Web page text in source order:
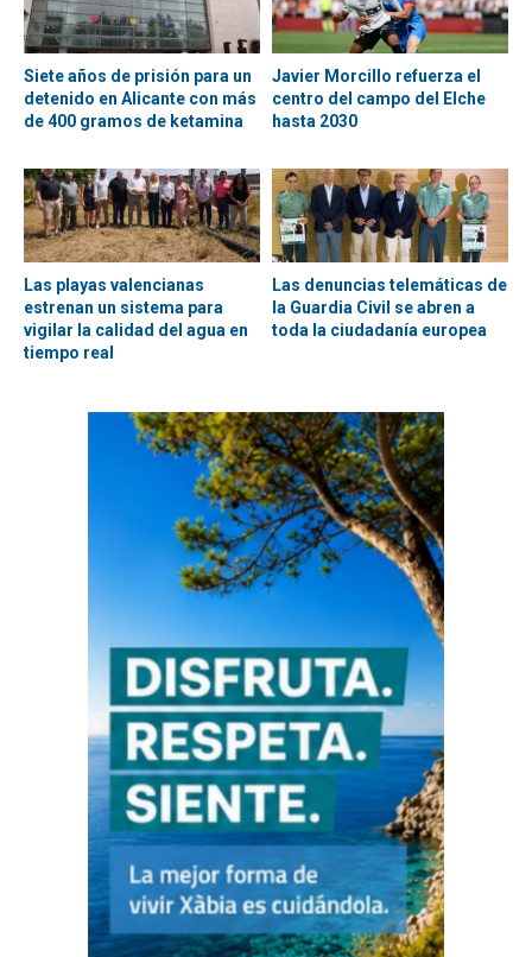
Siete años de prisión para un
detenido en Alicante con más
de 400 gramos de ketamina
Javier Morcillo refuerza el
centro del campo del Elche
hasta 2030
Las playas valencianas
estrenan un sistema para
vigilar la calidad del agua en
tiempo real
Las denuncias telemáticas de
la Guardia Civil se abren a
toda la ciudadanía europea